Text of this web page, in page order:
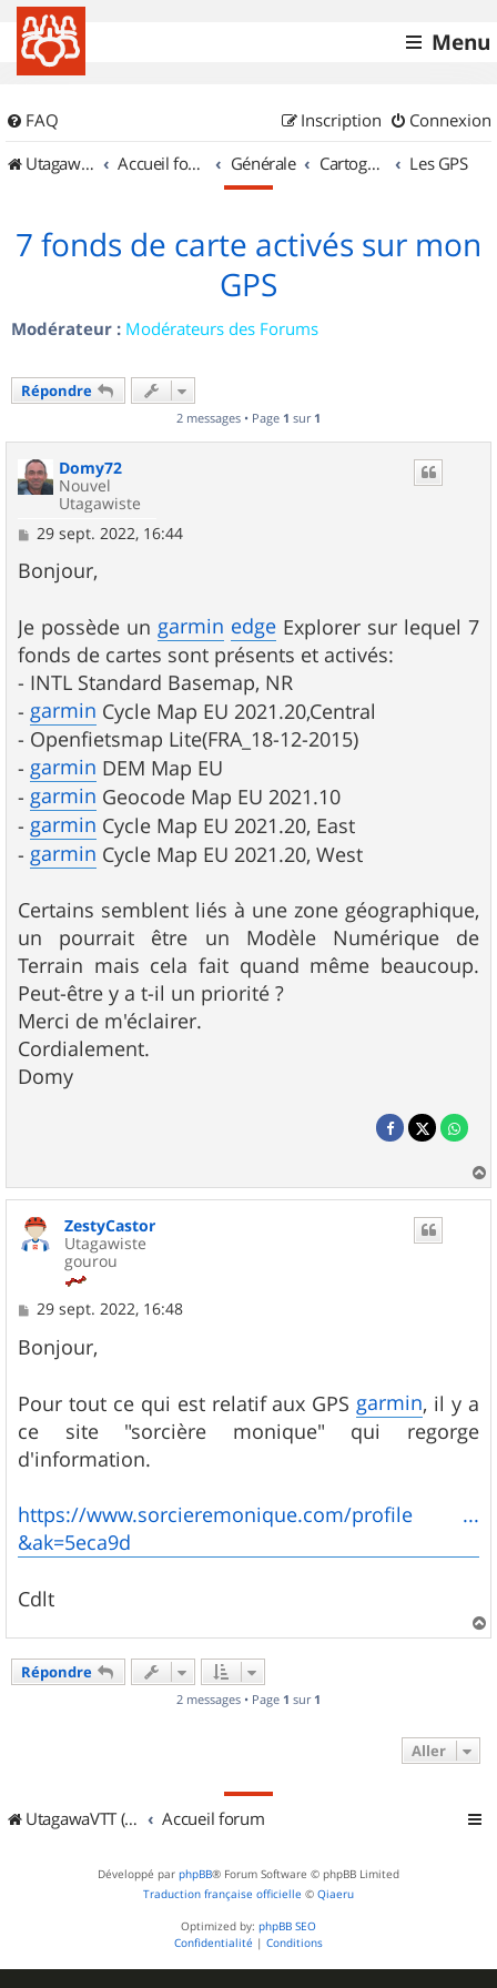
Menu
FAQ Connexion
Inscription
UtagawaVTT (Randos VTT et VTTAE avec traces GPS)
Accueil forum Générale Cartographie et GPS Les GPS
7 fonds de carte activés sur mon
GPS
Modérateur : Modérateurs des Forums
Répondre
2 messages • Page 1 sur 1
Domy72
Nouvel
Utagawiste
M
s
s
g
e
29 sept. 2022, 16:44
Bonjour,
Je possède un garmin edge Explorer sur lequel 7
fonds de cartes sont présents et activés:
- INTL Standard Basemap, NR
- garmin Cycle Map EU 2021.20,Central
- Openfietsmap Lite(FRA_18-12-2015)
- garmin DEM Map EU
- garmin Geocode Map EU 2021.10
- garmin Cycle Map EU 2021.20, East
- garmin Cycle Map EU 2021.20, West
Certains semblent liés à une zone géographique,
un pourrait être un Modèle Numérique de
Terrain mais cela fait quand même beaucoup.
Peut-être y a t-il un priorité ?
Merci de m'éclairer.
Cordialement.
Domy
a
ZestyCastor
Utagawiste
gourou
M
s
s
g
e
29 sept. 2022, 16:48
Bonjour,
Pour tout ce qui est relatif aux GPS garmin, il y a
ce site "sorcière monique" qui regorge
d'information.
https://www.sorcieremonique.com/profile ...
&ak=5eca9d
Cdlt
a
Répondre
2 messages • Page 1 sur 1
Aller
UtagawaVTT (Randos VTT et VTTAE avec traces GPS) Accueil forum
Développé par phpBB® Forum Software © phpBB Limited
Traduction française officielle © Qiaeru
Optimized by: phpBB SEO
Confidentialité | Conditions